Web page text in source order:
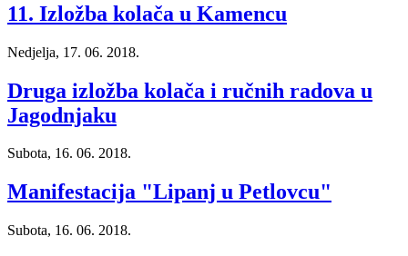
11. Izložba kolača u Kamencu
Nedjelja, 17. 06. 2018.
Druga izložba kolača i ručnih radova u
Jagodnjaku
Subota, 16. 06. 2018.
Manifestacija "Lipanj u Petlovcu"
Subota, 16. 06. 2018.